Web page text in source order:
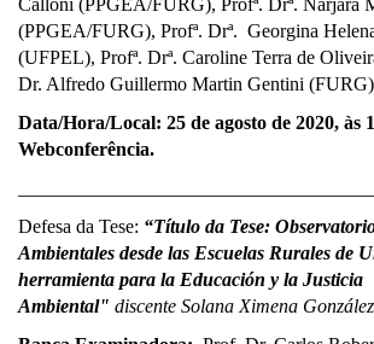
(PPGEA/FURG), Profª. Drª. Georgina
(UFPEL), Profª. Drª. Caroline Terra de
Dr. Alfredo Guillermo Martin Gentini (FURG)
Data/Hora/Local: 25 de agosto de 2020, às
Webconferência.
Defesa da Tese: “Título da Tese:
Ambientales desde las Escuelas Rurales de
herramienta para la Educación y la Justicia
Ambiental" discente Solana Ximena